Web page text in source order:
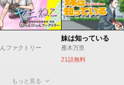
ファクトリー
妹は知っている
雁木万里
21話無料
もっと見る